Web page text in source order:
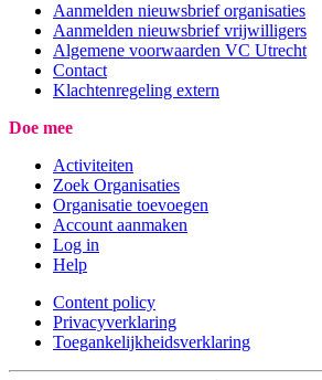
Aanmelden nieuwsbrief organisaties
Aanmelden nieuwsbrief vrijwilligers
Algemene voorwaarden VC Utrecht
Contact
Klachtenregeling extern
Doe mee
Activiteiten
Zoek Organisaties
Organisatie toevoegen
Account aanmaken
Log in
Help
Content policy
Privacyverklaring
Toegankelijkheidsverklaring